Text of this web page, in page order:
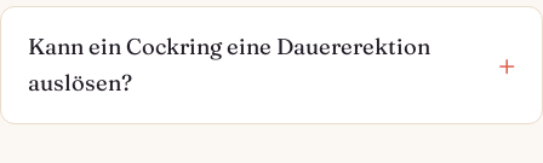
Kann ein Cockring eine Dauererektion
auslösen?